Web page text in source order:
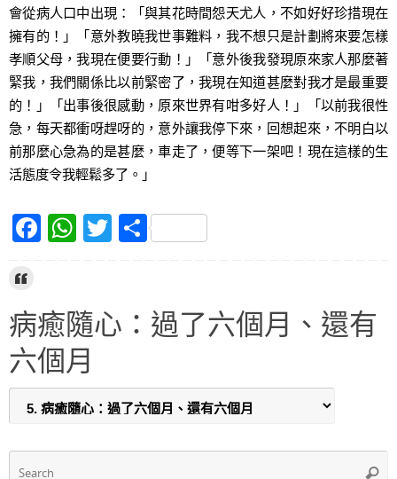
會從病人口中出現：「與其花時間怨天尤人，不如好好珍措現在
擁有的！」「意外教曉我世事難料，我不想只是計劃將來要怎樣
孝順父母，我現在便要行動！」「意外後我發現原來家人那麼著
緊我，我們關係比以前緊密了，我現在知道甚麼對我才是最重要
的！」「出事後很感動，原來世界有咁多好人！」「以前我很性
急，每天都衝呀趕呀的，意外讓我停下來，回想起來，不明白以
前那麼心急為的是甚麼，車走了，便等下一架吧！現在這樣的生
活態度令我輕鬆多了。」
F
e
b
o
o
k
W
s
A
p
p
T
er
S
e
病癒隨心：過了六個月、還有
六個月